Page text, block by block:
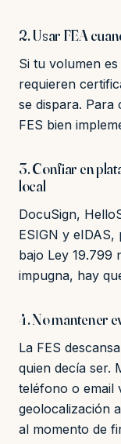
2. Usar FEA
Si tu volumen
requieren
se dispara. Para
FES bien
3. Confiar en
local
DocuSign,
ESIGN y
bajo Ley 19.799
impugna, hay
4. No mantener
La FES
quien decía ser.
teléfono o email
geolocalización
al momento de